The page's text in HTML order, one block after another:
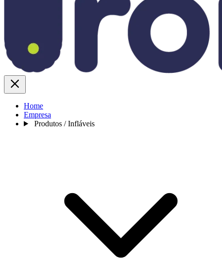
Home
Empresa
Produtos / Infláveis